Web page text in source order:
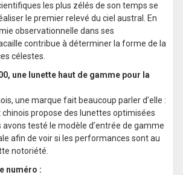
les plus zélés de son temps se
le premier relevé du ciel austral. En
observationnelle dans ses
contribue à déterminer la forme de la
célestes.
une lunette haut de gamme pour la
une marque fait beaucoup parler d’elle :
propose des lunettes optimisées
avons testé le modèle d’entrée de gamme
afin de voir si les performances sont au
notoriété.
numéro :